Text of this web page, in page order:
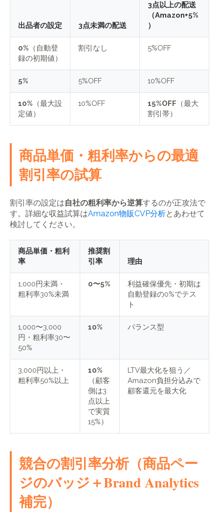
出品者の設定 3点未満の配送
3点以上の配送
（Amazon+5%
）
0% （自動登
録の初期値）
割引なし 5%OFF
5% 5%OFF 10%OFF
10% （最大設
定値）
10%OFF 15%OFF （最大
割引帯）
商品単価・粗利率からの最適
割引率の試算
割引率の設定は自社の粗利率から逆算するのが正攻法で
す。詳細な収益試算はAmazon物販CVP分析とあわせて
検討してください。
商品単価・粗利
率
推奨割
引率
理由
1,000円未満・
粗利率30%未満
0〜5%
利益確保優先・初期は
自動登録の0%でテス
ト
1,000〜3,000
円・粗利率30〜
50%
10% バランス型
3,000円以上・
粗利率50%以上
10%
（顧客
側は3
点以上
で実質
15%）
LTV最大化を狙う／
Amazon負担分込みで
顧客還元を最大化
競合の割引率分析（商品ペー
ジのバッジ＋Brand Analytics
補完）